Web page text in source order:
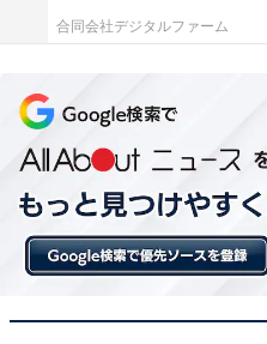
※回答者からのコメントは
この記事の筆者：坂上 恵
All About ニュースの編集者
SNSトレンドにフォーカス
ングの経験を経て、のちに
ンバーに参入。現在は旅行
を中心に企画編集を担当。
ポーツ観戦が生きがい。
合同会社デジタルファーム